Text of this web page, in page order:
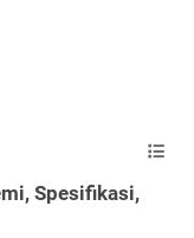
Spesifikasi,